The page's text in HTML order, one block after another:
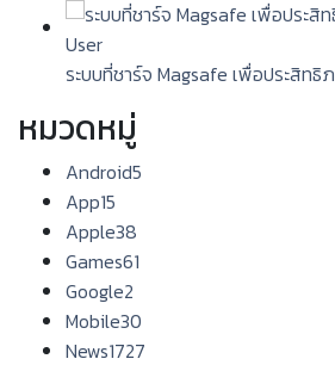
ระบบที่ชาร์จ Magsafe เพื่อประสิท
หมวดหมู่
Android5
App15
Apple38
Games61
Google2
Mobile30
News1727